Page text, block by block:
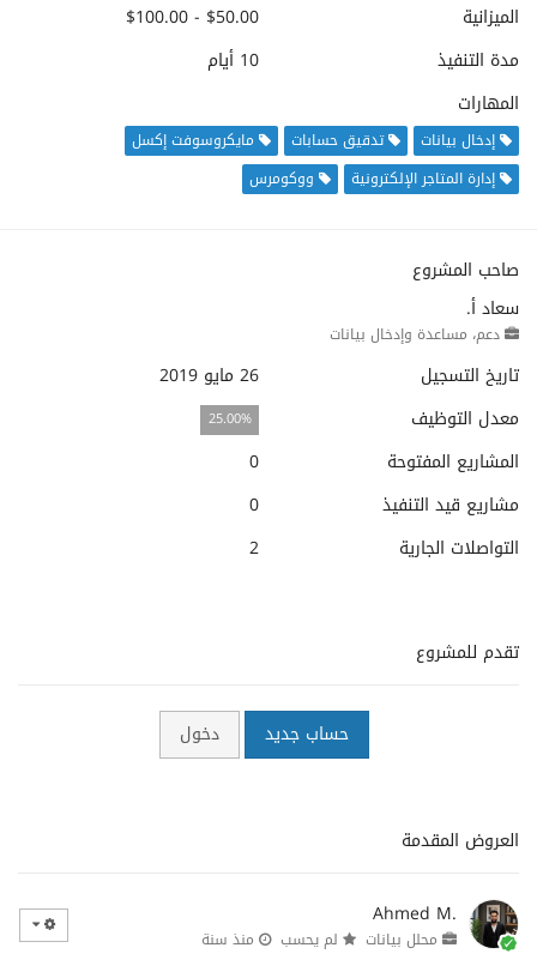
الميزانية
$50.00 - $100.00
مدة التنفيذ
10 أيام
المهارات
إدخال بيانات تدقيق حسابات
مايكروسوفت إكسل
إدارة المتاجر الإلكترونية
ووكومرس
صاحب المشروع
سعاد أ.
دعم، مساعدة وإدخال بيانات
تاريخ التسجيل
26 مايو 2019
معدل التوظيف
25.00%
المشاريع المفتوحة
0
مشاريع قيد التنفيذ
0
التواصلات الجارية
2
تقدم للمشروع
حساب جديد دخول
العروض المقدمة
Ahmed M.
محلل بيانات لم يحسب منذ سنة